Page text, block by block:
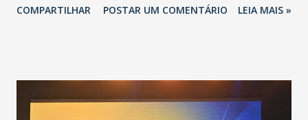
adotadas pelo Governo do Estado na contenção da
população suspeita e de cuidados com os ambientes
públicos e domiciliares. “Nós não estamos vivendo uma
COMPARTILHAR POSTAR UM COMENTÁRIO LEIA MAIS »